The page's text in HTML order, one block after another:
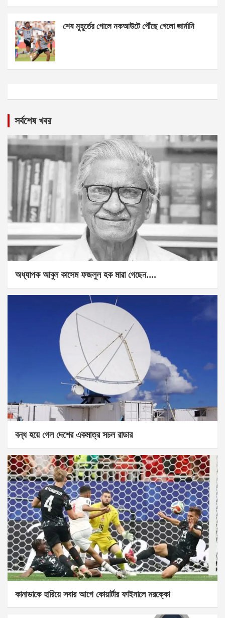
শেষ মুহূর্তের গোলে নকআউটে পৌঁছে গেলো জার্মানি
সর্বশেষ খবর
অধ্যাপক আবুল কাসেম ফজলুল হক মারা গেছেন….
বন্ধ হয়ে গেল দেশের একমাত্র সচল রাডার
কানাডাকে হারিয়ে সবার আগে কোয়ার্টার ফাইনালে মরক্কো